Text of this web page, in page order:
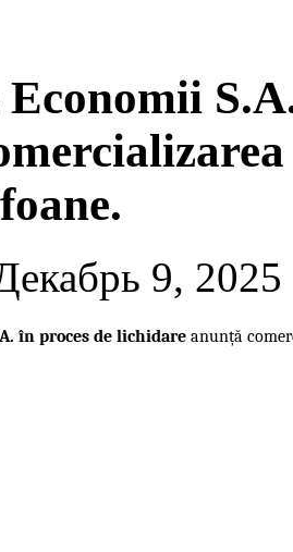
Economii
9, 2025
în proces de lichidare anunță